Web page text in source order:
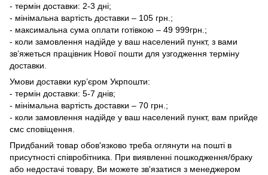
- термін доставки: 2-3 дні;
- мінімальна вартість доставки – 105 грн.;
- максимальна сума оплати готівкою – 49 999грн.;
- коли замовлення надійде у ваш населений пункт, з вами
зв’яжеться працівник Нової пошти для узгодження терміну
доставки.
Умови доставки кур’єром Укрпошти:
- термін доставки: 5-7 днів;
- мінімальна вартість доставки – 70 грн.;
- коли замовлення надійде у ваш населений пункт, вам прийде
смс сповіщення.
Придбаний товар обов'язково треба оглянути на пошті в
присутності співробітника. При виявленні пошкодження/браку
або недостачі товару, Ви можете зв'язатися з менеджером